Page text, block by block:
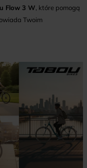
Flow 3 W , które pomogą
Twoim